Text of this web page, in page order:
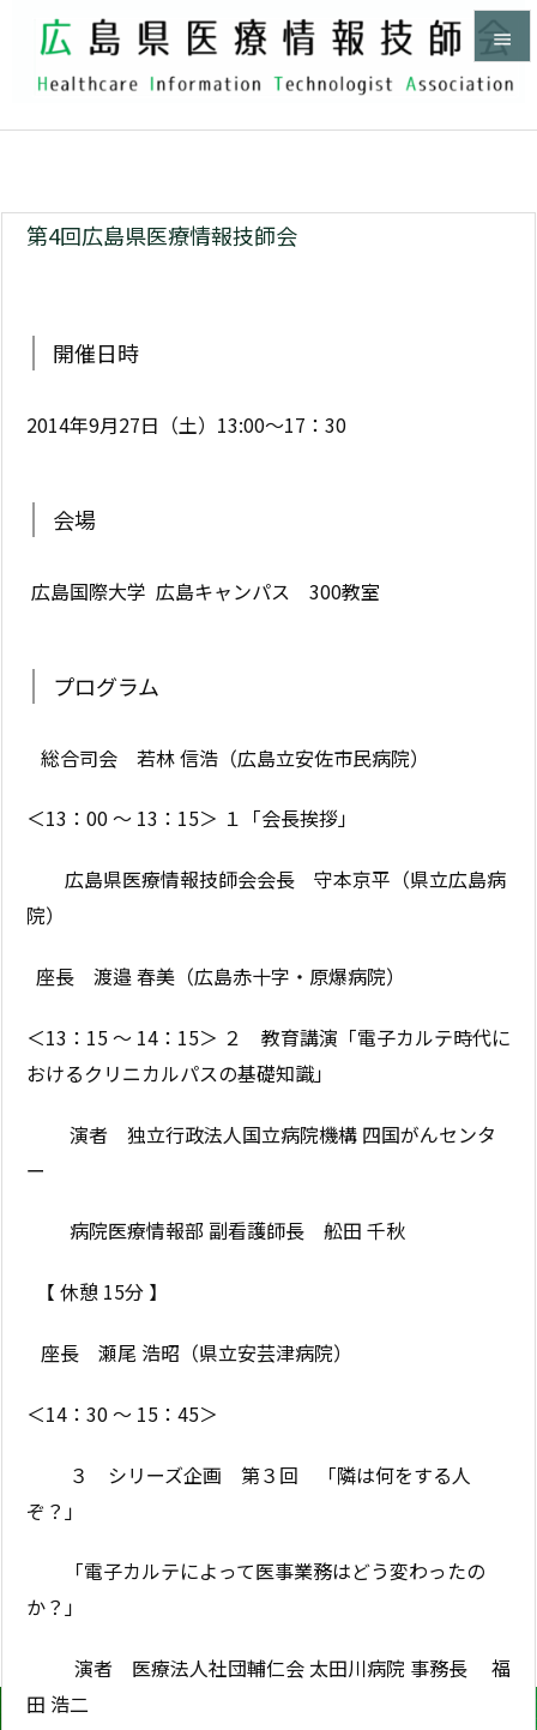


第4回広島県医療情報技師会
開催日時
2014年9月27日（土）13:00～17：30
会場
広島国際大学 広島キャンパス 300教室
プログラム
総合司会 若林 信浩（広島立安佐市民病院）
＜13：00 ～ 13：15＞ １「会長挨拶」
広島県医療情報技師会会長 守本京平（県立広島病
院）
座長 渡邉 春美（広島赤十字・原爆病院）
＜13：15 ～ 14：15＞ ２ 教育講演「電子カルテ時代に
おけるクリニカルパスの基礎知識」
演者 独立行政法人国立病院機構 四国がんセンタ
ー
病院医療情報部 副看護師長 舩田 千秋
【 休憩 15分 】
座長 瀬尾 浩昭（県立安芸津病院）
＜14：30 ～ 15：45＞
３ シリーズ企画 第３回 「隣は何をする人
ぞ？」
「電子カルテによって医事業務はどう変わったの
か？」
演者 医療法人社団輔仁会 太田川病院 事務長 福
田 浩二